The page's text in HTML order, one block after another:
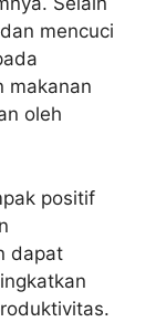
mencuci
makanan
oleh
positif
dapat